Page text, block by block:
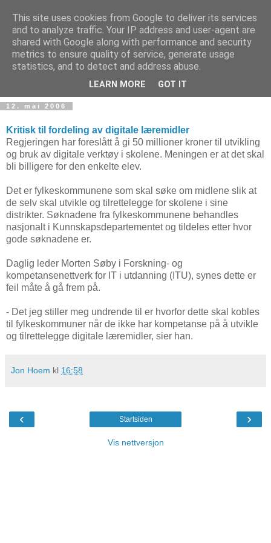
Teknologinyheter
12. mai 2006
Kritisk til fordeling av digitale læremidler
Regjeringen har foreslått å gi 50 millioner kroner til utvikling
og bruk av digitale verktøy i skolene. Meningen er at det skal
bli billigere for den enkelte elev.
Det er fylkeskommunene som skal søke om midlene slik at
de selv skal utvikle og tilrettelegge for skolene i sine
distrikter. Søknadene fra fylkeskommunene behandles
nasjonalt i Kunnskapsdepartementet og tildeles etter hvor
gode søknadene er.
Daglig leder Morten Søby i Forskning- og
kompetansenettverk for IT i utdanning (ITU), synes dette er
feil måte å gå frem på.
- Det jeg stiller meg undrende til er hvorfor dette skal kobles
til fylkeskommuner når de ikke har kompetanse på å utvikle
og tilrettelegge digitale læremidler, sier han.
Jon Hoem kl 16:58
‹ ›
Startsiden
Vis nettversjon
This site uses cookies from Google to deliver its services
and to analyze traffic. Your IP address and user-agent are
shared with Google along with performance and security
metrics to ensure quality of service, generate usage
statistics, and to detect and address abuse.
LEARN MORE GOT IT